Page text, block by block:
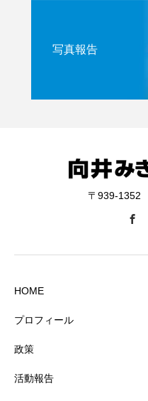
写真報告
〒939-1352
HOME
プロフィール
政策
活動報告